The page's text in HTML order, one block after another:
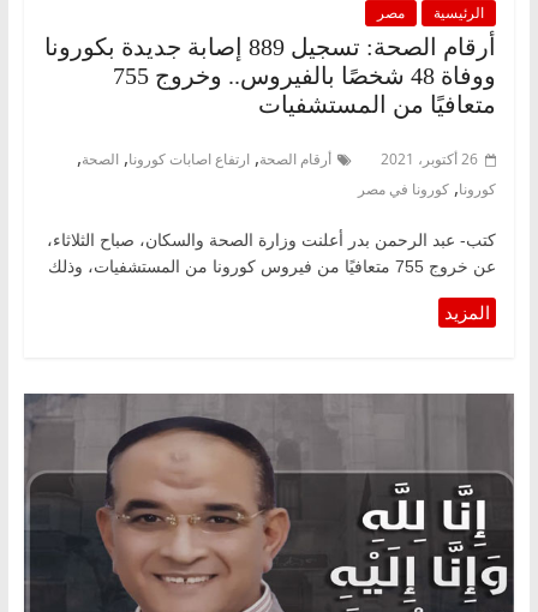
الرئيسية مصر
أرقام الصحة: تسجيل 889 إصابة جديدة بكورونا
ووفاة 48 شخصًا بالفيروس.. وخروج 755
متعافيًا من المستشفيات
26 أكتوبر، 2021 أرقام الصحة, ارتفاع اصابات كورونا, الصحة,
كورونا, كورونا في مصر
كتب- عبد الرحمن بدر أعلنت وزارة الصحة والسكان، صباح الثلاثاء،
عن خروج 755 متعافيًا من فيروس كورونا من المستشفيات، وذلك